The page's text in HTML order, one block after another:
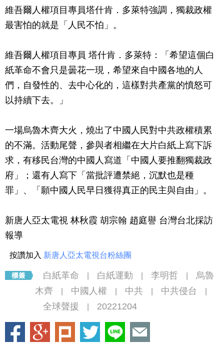
維吾爾人權項目專員塔什肯．多萊特強調，獨裁政權
最害怕的就是「人民不怕」。
維吾爾人權項目專員 塔什肯．多萊特：「希望這個白
紙革命不會只是曇花一現，希望來自中國各地的人
們，自發性的、去中心化的，這樣對共產黨的憤怒可
以持續下去。」
一場烏魯木齊大火，燒出了中國人民對中共政權積累
的不滿。活動尾聲，參與者相繼在大片白紙上寫下訴
求，有移民台灣的中國人寫道「中國人要推翻獨裁政
府」；還有人寫下「當批評遭禁絕，沉默也是種
罪」、「願中國人民早日獲得真正的民主與自由」。
新唐人亞太電視 林秋霞 胡宗翰 趙庭譽 台灣台北採訪
報導
按讚加入 新唐人亞太電視台粉絲團
白紙革命 白紙運動 李明哲
烏魯
木齊
中國人權 中共 中共侵台
全球聲援 20221204